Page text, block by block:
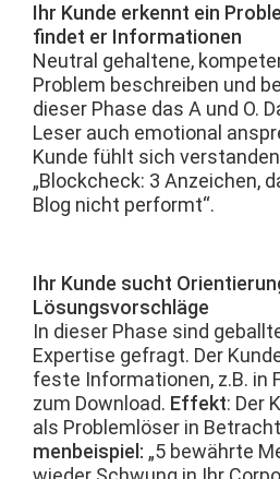
Ihr Kunde erken­nt ein
find­et er Infor­ma­tio­nen
Neu­tral gehal­tene,
Prob­lem beschreiben und
dieser Phase das A und O.
Leser auch emo­tion­al
Kunde fühlt sich
„Blockcheck: 3 Anze­ichen,
Blog nicht performt“.
Ihr Kunde sucht
Lösungsvorschläge
In dieser Phase sind
Exper­tise gefragt. Der
feste Infor­ma­tio­nen, z.B. in
zum Down­load. Effekt: Der
als Prob­lem­lös­er in
men­beispiel: „5 bewährte